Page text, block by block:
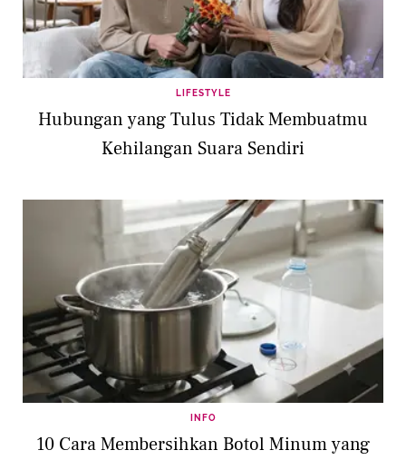
LIFESTYLE
Hubungan yang Tulus Tidak Membuatmu
Kehilangan Suara Sendiri
INFO
10 Cara Membersihkan Botol Minum yang